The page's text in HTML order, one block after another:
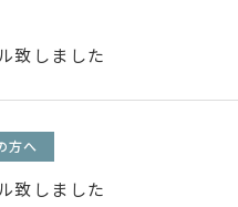
致しました
方へ
致しました